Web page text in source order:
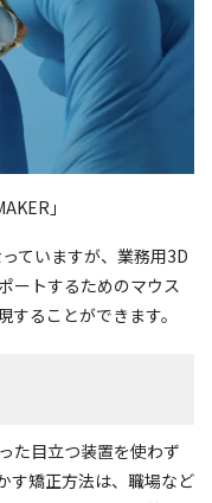
」
ていますが、業務用3D
ートするためのマウス
ることができます。
た目立つ装置を使わず
す矯正方法は、職場など